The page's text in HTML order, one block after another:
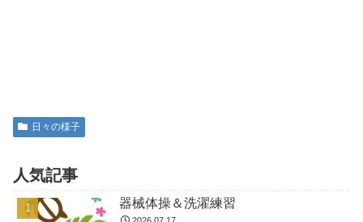
日々の様子
人気記事
器械体操＆洗濯練習